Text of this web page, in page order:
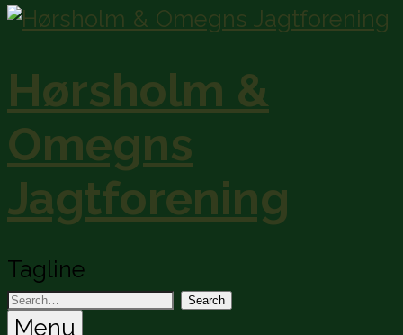
Hørsholm &
Omegns
Jagtforening
Tagline
Menu